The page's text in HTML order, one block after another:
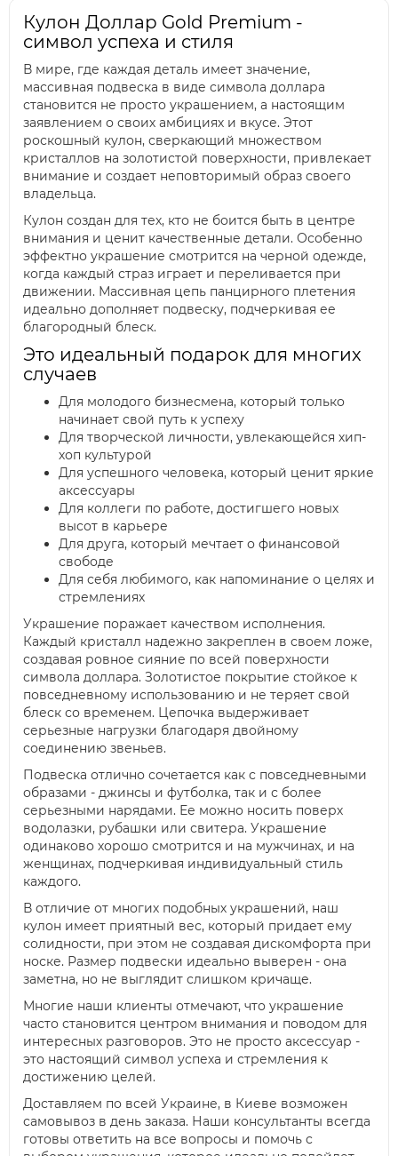
Кулон Доллар Gold Premium -
символ успеха и стиля
В мире, где каждая деталь имеет значение,
массивная подвеска в виде символа доллара
становится не просто украшением, а настоящим
заявлением о своих амбициях и вкусе. Этот
роскошный кулон, сверкающий множеством
кристаллов на золотистой поверхности, привлекает
внимание и создает неповторимый образ своего
владельца.
Кулон создан для тех, кто не боится быть в центре
внимания и ценит качественные детали. Особенно
эффектно украшение смотрится на черной одежде,
когда каждый страз играет и переливается при
движении. Массивная цепь панцирного плетения
идеально дополняет подвеску, подчеркивая ее
благородный блеск.
Это идеальный подарок для многих
случаев
Для молодого бизнесмена, который только
начинает свой путь к успеху
Для творческой личности, увлекающейся хип-
хоп культурой
Для успешного человека, который ценит яркие
аксессуары
Для коллеги по работе, достигшего новых
высот в карьере
Для друга, который мечтает о финансовой
свободе
Для себя любимого, как напоминание о целях и
стремлениях
Украшение поражает качеством исполнения.
Каждый кристалл надежно закреплен в своем ложе,
создавая ровное сияние по всей поверхности
символа доллара. Золотистое покрытие стойкое к
повседневному использованию и не теряет свой
блеск со временем. Цепочка выдерживает
серьезные нагрузки благодаря двойному
соединению звеньев.
Подвеска отлично сочетается как с повседневными
образами - джинсы и футболка, так и с более
серьезными нарядами. Ее можно носить поверх
водолазки, рубашки или свитера. Украшение
одинаково хорошо смотрится и на мужчинах, и на
женщинах, подчеркивая индивидуальный стиль
каждого.
В отличие от многих подобных украшений, наш
кулон имеет приятный вес, который придает ему
солидности, при этом не создавая дискомфорта при
носке. Размер подвески идеально выверен - она
заметна, но не выглядит слишком кричаще.
Многие наши клиенты отмечают, что украшение
часто становится центром внимания и поводом для
интересных разговоров. Это не просто аксессуар -
это настоящий символ успеха и стремления к
достижению целей.
Доставляем по всей Украине, в Киеве возможен
самовывоз в день заказа. Наши консультанты всегда
готовы ответить на все вопросы и помочь с